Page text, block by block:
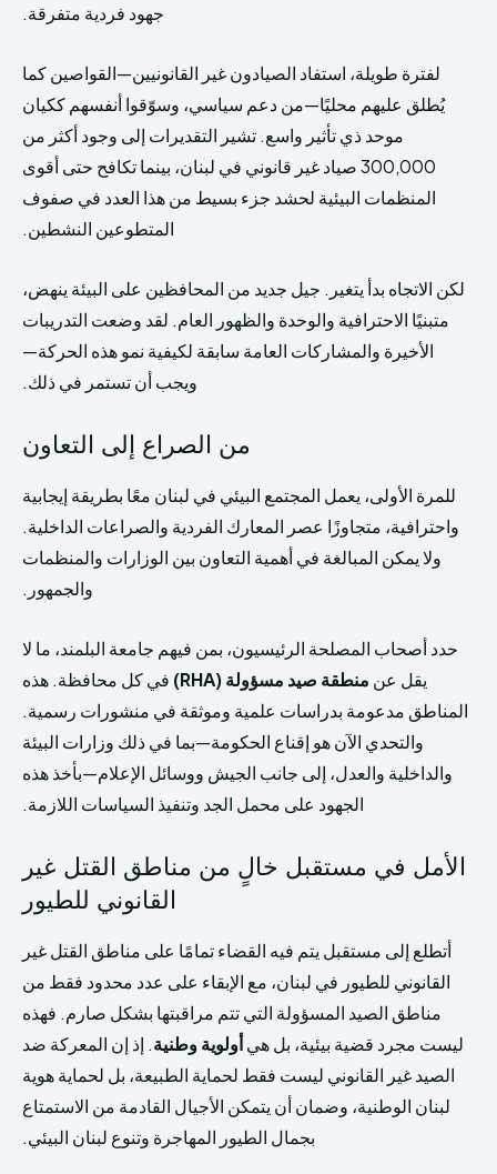
جهود فردية متفرقة.
لفترة طويلة، استفاد الصيادون غير القانونيين—القواصين كما
يُطلق عليهم محليًا—من دعم سياسي، وسوّقوا أنفسهم ككيان
موحد ذي تأثير واسع. تشير التقديرات إلى وجود أكثر من
300,000 صياد غير قانوني في لبنان، بينما تكافح حتى أقوى
المنظمات البيئية لحشد جزء بسيط من هذا العدد في صفوف
المتطوعين النشطين.
لكن الاتجاه بدأ يتغير. جيل جديد من المحافظين على البيئة ينهض،
متبنيًا الاحترافية والوحدة والظهور العام. لقد وضعت التدريبات
الأخيرة والمشاركات العامة سابقة لكيفية نمو هذه الحركة—
ويجب أن تستمر في ذلك.
من الصراع إلى التعاون
للمرة الأولى، يعمل المجتمع البيئي في لبنان معًا بطريقة إيجابية
واحترافية، متجاوزًا عصر المعارك الفردية والصراعات الداخلية.
ولا يمكن المبالغة في أهمية التعاون بين الوزارات والمنظمات
والجمهور.
حدد أصحاب المصلحة الرئيسيون، بمن فيهم جامعة البلمند، ما لا
يقل عن منطقة صيد مسؤولة (RHA)
في كل محافظة. هذه
المناطق مدعومة بدراسات علمية وموثقة في منشورات رسمية.
والتحدي الآن هو إقناع الحكومة—بما في ذلك وزارات البيئة
والداخلية والعدل، إلى جانب الجيش ووسائل الإعلام—بأخذ هذه
الجهود على محمل الجد وتنفيذ السياسات اللازمة.
الأمل في مستقبل خالٍ من مناطق القتل غير
القانوني للطيور
أتطلع إلى مستقبل يتم فيه القضاء تمامًا على مناطق القتل غير
القانوني للطيور في لبنان، مع الإبقاء على عدد محدود فقط من
مناطق الصيد المسؤولة التي تتم مراقبتها بشكل صارم. فهذه
ليست مجرد قضية بيئية، بل هيأولوية وطنية. إذ إن المعركة ضد
الصيد غير القانوني ليست فقط لحماية الطبيعة، بل لحماية هوية
لبنان الوطنية، وضمان أن يتمكن الأجيال القادمة من الاستمتاع
بجمال الطيور المهاجرة وتنوع لبنان البيئي.